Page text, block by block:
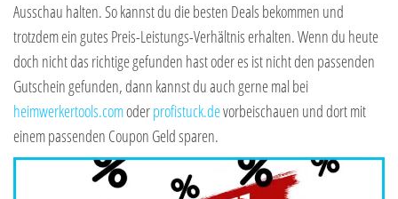
Ausschau halten. So kannst du die besten Deals bekommen und
trotzdem ein gutes Preis-Leistungs-Verhältnis erhalten. Wenn du heute
doch nicht das richtige gefunden hast oder es ist nicht den passenden
Gutschein gefunden, dann kannst du auch gerne mal bei
heimwerkertools.comoderprofistuck.devorbeischauen und dort mit
einem passenden Coupon Geld sparen.